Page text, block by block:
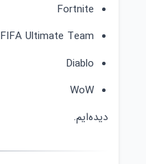
Fortnite
FIFA Ultimate Team
Diablo
WoW
دیده‌ایم.